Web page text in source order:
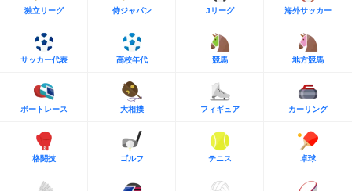
独立リーグ 侍ジャパン Jリーグ 海外サッカー
サッカー代表 高校年代 競馬 地方競馬
ボートレース 大相撲 フィギュア カーリング
格闘技 ゴルフ テニス 卓球